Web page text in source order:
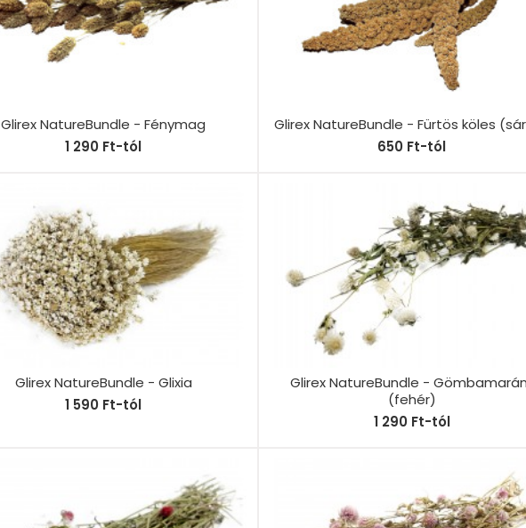
Glirex NatureBundle - Fénymag
1 290 Ft-tól
Glirex NatureBundle - Fürtös köles
650 Ft-tól
Glirex NatureBundle - Glixia
1 590 Ft-tól
Glirex NatureBundle -
(fehér)
1 290 Ft-tól